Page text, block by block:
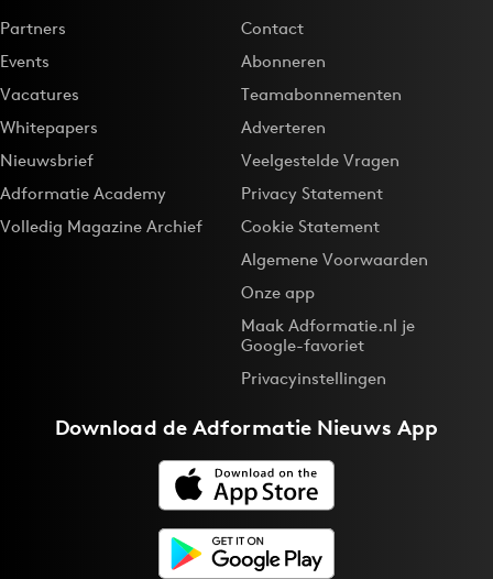
Partners
Events
Vacatures
Whitepapers
Nieuwsbrief
Adformatie Academy
Volledig Magazine Archief
Contact
Abonneren
Teamabonnementen
Adverteren
Veelgestelde Vragen
Privacy Statement
Cookie Statement
Algemene Voorwaarden
Onze app
Maak Adformatie.nl je
Google-favoriet
Privacyinstellingen
Download deAdformatie Nieuws App